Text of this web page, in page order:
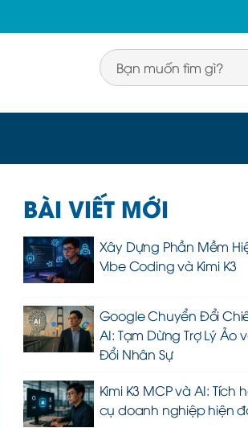
BÀI VIẾT MỚI
Xây Dựng Phần Mềm
Vibe Coding và Kimi K3
Google Chuyển Đổi
AI: Tạm Dừng Trợ Lý Ảo
Đổi Nhân Sự
Kimi K3 MCP và AI: Tích
cụ doanh nghiệp hiện